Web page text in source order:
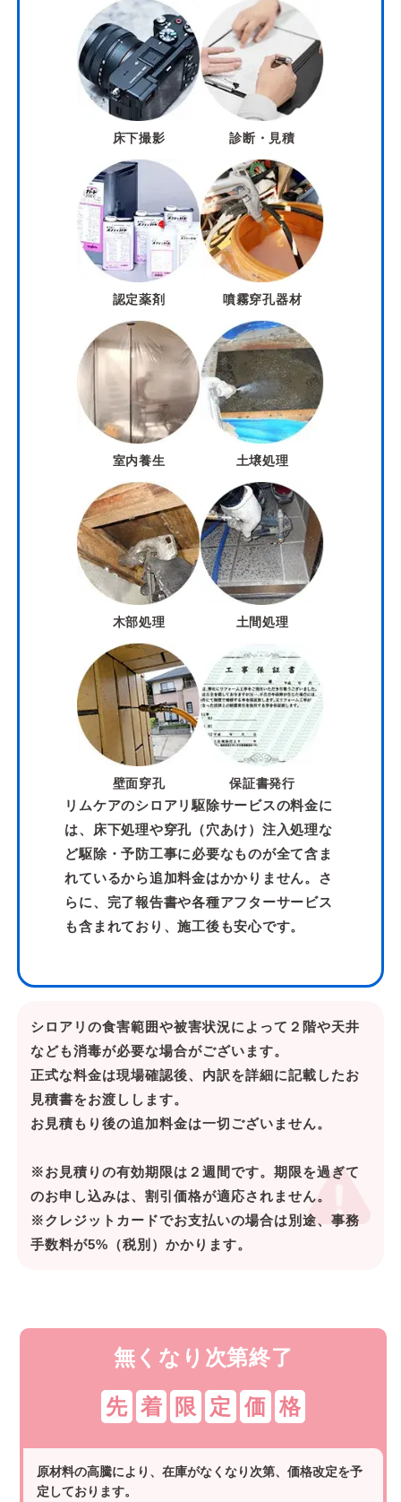
床下撮影 診断・見積
認定薬剤 噴霧穿孔器材
室内養生 土壌処理
木部処理 土間処理
壁面穿孔 保証書発行
リムケアのシロアリ駆除サービスの料金に
は、床下処理や穿孔（穴あけ）注入処理な
ど駆除・予防工事に必要なものが全て含ま
れているから追加料金はかかりません。さ
らに、完了報告書や各種アフターサービス
も含まれており、施工後も安心です。
シロアリの食害範囲や被害状況によって２階や天井
なども消毒が必要な場合がございます。
正式な料金は現場確認後、内訳を詳細に記載したお
見積書をお渡しします。
お見積もり後の追加料金は一切ございません。
※お見積りの有効期限は２週間です。期限を過ぎて
のお申し込みは、割引価格が適応されません。
※クレジットカードでお支払いの場合は別途、事務
手数料が5%（税別）かかります。
無くなり次第終了
先 着 限 定 価 格
原材料の高騰により、在庫がなくなり次第、価格改定を予
定しております。